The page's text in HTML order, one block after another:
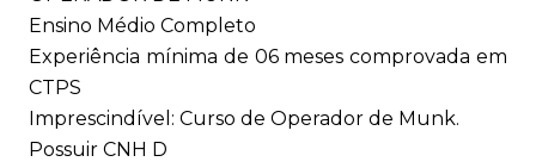
Ensino Médio Completo
Experiência mínima de 06 meses comprovada em
CTPS
Imprescindível: Curso de Operador de Munk.
Possuir CNH D